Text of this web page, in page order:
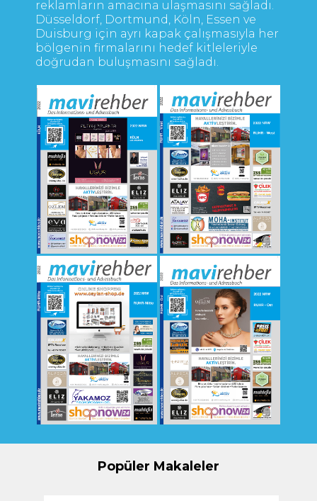
reklamların amacına ulaşmasını sağladı.
Düsseldorf, Dortmund, Köln, Essen ve
Duisburg için ayrı kapak çalışmasıyla her
bölgenin firmalarını hedef kitleleriyle
doğrudan buluşmasını sağladı.
Popüler Makaleler